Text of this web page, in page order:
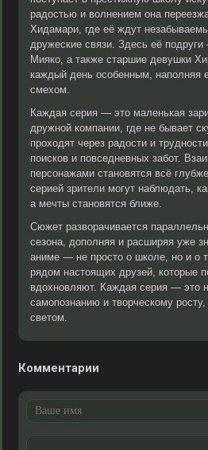
радостью и волнением она
Хидамари, где её ждут
дружеские связи. Здесь её
Мияко, а также старшие девушки
каждый день особенным, наполняя
смехом.
Каждая серия — это маленькая
дружной компании, где не бывает
проходят через радости и
поисков и повседневных забот.
персонажами становятся всё
серией зрители могут наблюдать,
а мечты становятся ближе.
Сюжет разворачивается
сезона, дополняя и расширяя уже
аниме — не просто о школе, но и о
рядом настоящих друзей, которые
вдохновляют. Каждая серия — это
самопознанию и творческому
светом.
Комментарии